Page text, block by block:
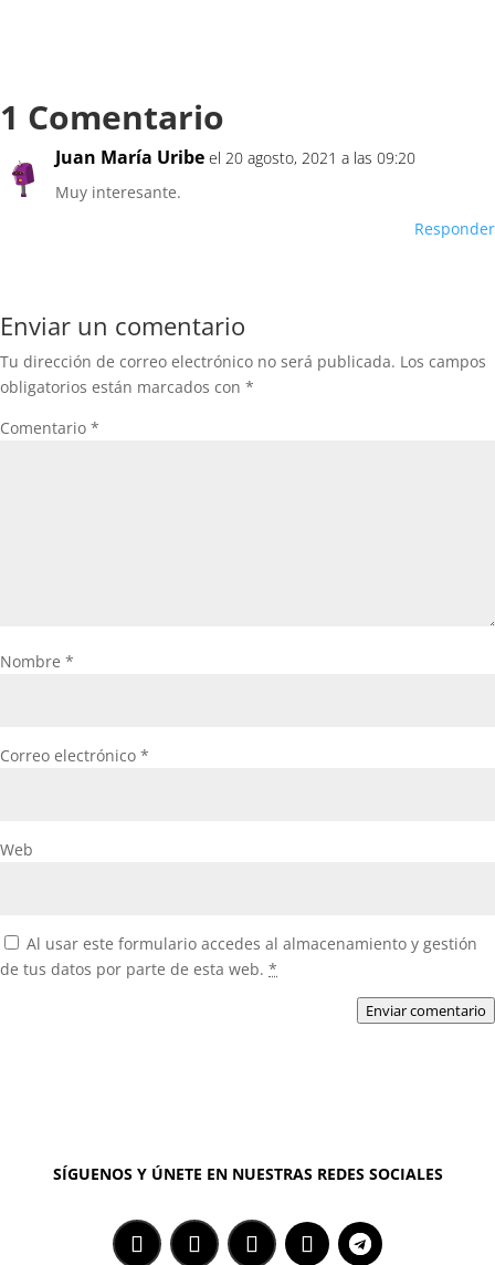
1 Comentario
Juan María Uribe el 20 agosto, 2021 a las 09:20
Muy interesante.
Responder
Enviar un comentario
Tu dirección de correo electrónico no será publicada. Los campos
obligatorios están marcados con *
Comentario *
Nombre *
Correo electrónico *
Web
Al usar este formulario accedes al almacenamiento y gestión
de tus datos por parte de esta web. *
Enviar comentario
SÍGUENOS Y ÚNETE EN NUESTRAS REDES SOCIALES